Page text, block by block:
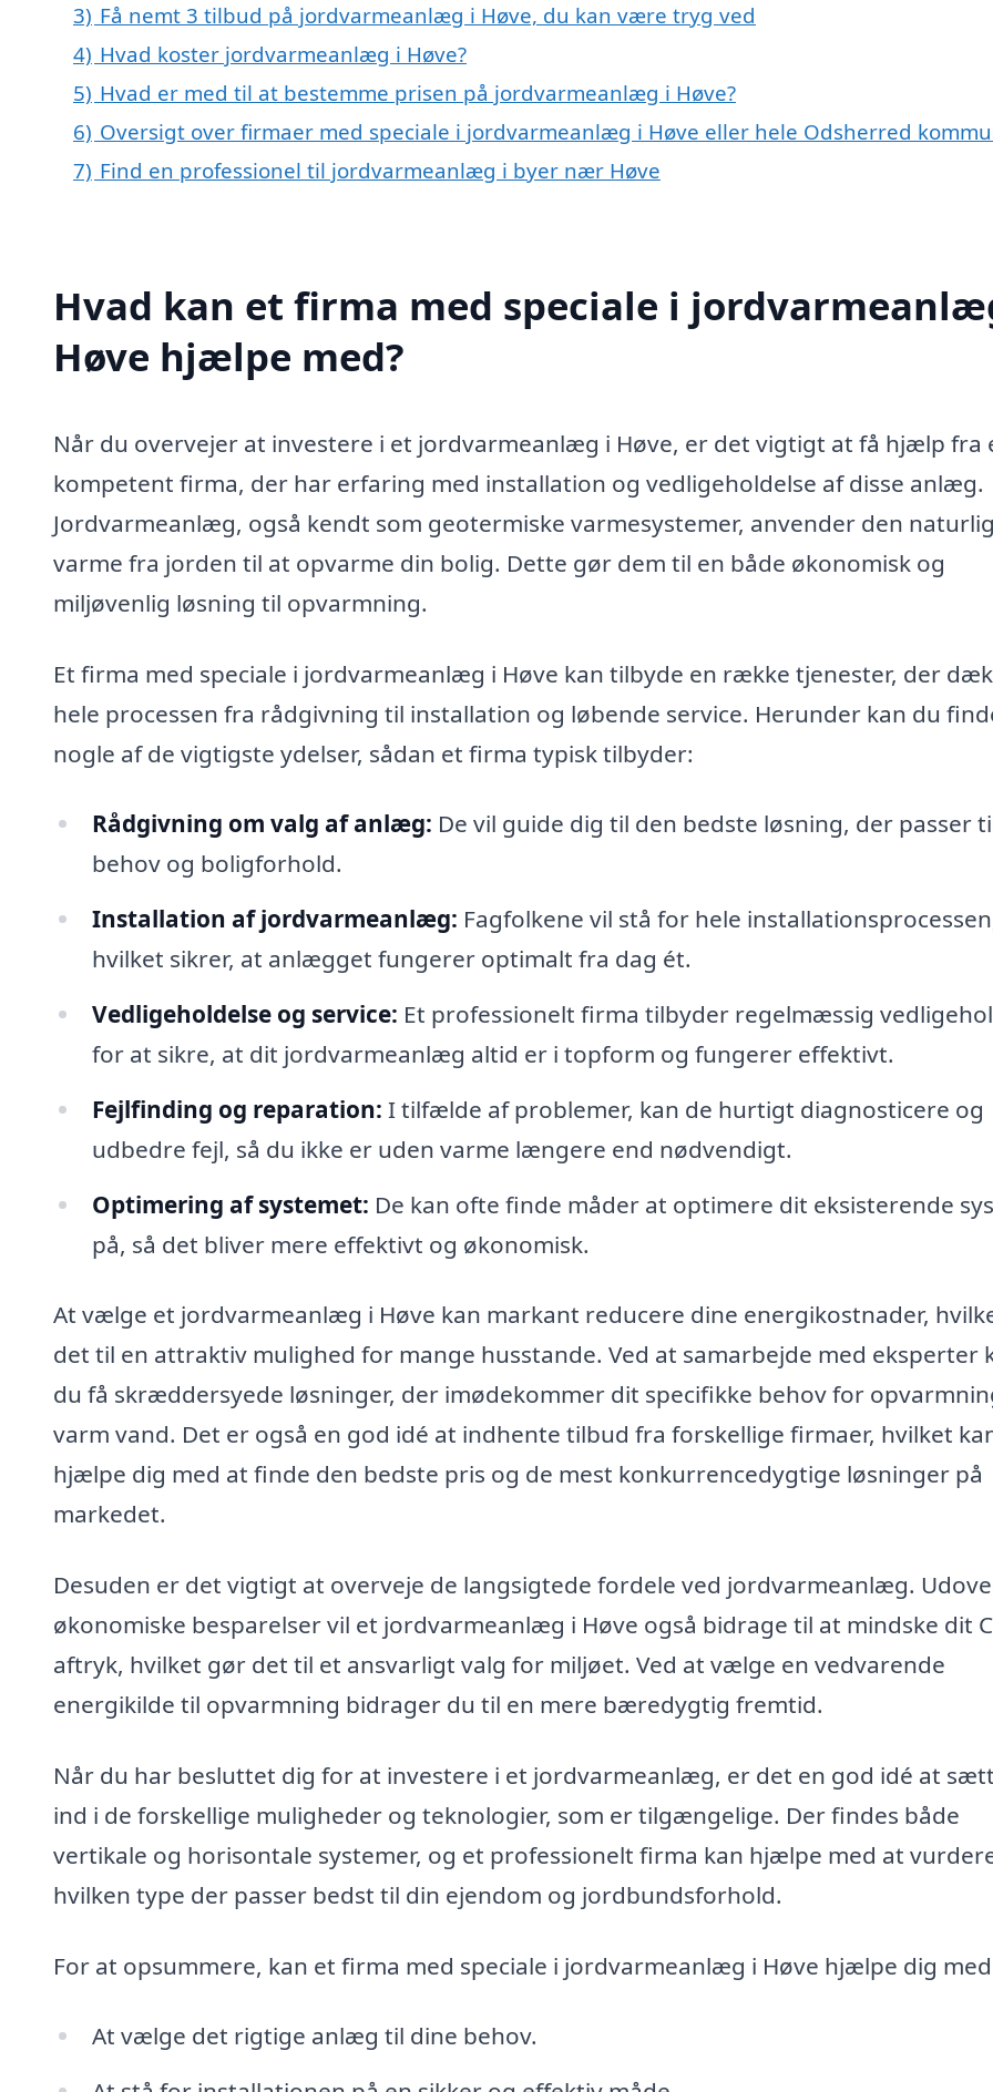
3) Få nemt 3 tilbud på jordvarmeanlæg i Høve, du kan være tryg ved
4) Hvad koster jordvarmeanlæg i Høve?
5) Hvad er med til at bestemme prisen på jordvarmeanlæg i Høve?
6) Oversigt over firmaer med speciale i jordvarmeanlæg i Høve eller hele Odsherred
7) Find en professionel til jordvarmeanlæg i byer nær Høve
Hvad kan et firma med speciale i
Høve hjælpe med?
Når du overvejer at investere i et jordvarmeanlæg i Høve, er det vigtigt at få hjælp fra
kompetent firma, der har erfaring med installation og vedligeholdelse af disse anlæg.
Jordvarmeanlæg, også kendt som geotermiske varmesystemer, anvender den
varme fra jorden til at opvarme din bolig. Dette gør dem til en både økonomisk og
miljøvenlig løsning til opvarmning.
Et firma med speciale i jordvarmeanlæg i Høve kan tilbyde en række tjenester, der
hele processen fra rådgivning til installation og løbende service. Herunder kan du
nogle af de vigtigste ydelser, sådan et firma typisk tilbyder:
Rådgivning om valg af anlæg: De vil guide dig til den bedste løsning, der passer
behov og boligforhold.
Installation af jordvarmeanlæg: Fagfolkene vil stå for hele
hvilket sikrer, at anlægget fungerer optimalt fra dag ét.
Vedligeholdelse og service: Et professionelt firma tilbyder regelmæssig
for at sikre, at dit jordvarmeanlæg altid er i topform og fungerer effektivt.
Fejlfinding og reparation: I tilfælde af problemer, kan de hurtigt diagnosticere og
udbedre fejl, så du ikke er uden varme længere end nødvendigt.
Optimering af systemet: De kan ofte finde måder at optimere dit eksisterende
på, så det bliver mere effektivt og økonomisk.
At vælge et jordvarmeanlæg i Høve kan markant reducere dine energikostnader,
det til en attraktiv mulighed for mange husstande. Ved at samarbejde med eksperter
du få skræddersyede løsninger, der imødekommer dit specifikke behov for
varm vand. Det er også en god idé at indhente tilbud fra forskellige firmaer, hvilket
hjælpe dig med at finde den bedste pris og de mest konkurrencedygtige løsninger på
markedet.
Desuden er det vigtigt at overveje de langsigtede fordele ved jordvarmeanlæg.
økonomiske besparelser vil et jordvarmeanlæg i Høve også bidrage til at mindske dit
aftryk, hvilket gør det til et ansvarligt valg for miljøet. Ved at vælge en vedvarende
energikilde til opvarmning bidrager du til en mere bæredygtig fremtid.
Når du har besluttet dig for at investere i et jordvarmeanlæg, er det en god idé at
ind i de forskellige muligheder og teknologier, som er tilgængelige. Der findes både
vertikale og horisontale systemer, og et professionelt firma kan hjælpe med at
hvilken type der passer bedst til din ejendom og jordbundsforhold.
For at opsummere, kan et firma med speciale i jordvarmeanlæg i Høve hjælpe dig
At vælge det rigtige anlæg til dine behov.